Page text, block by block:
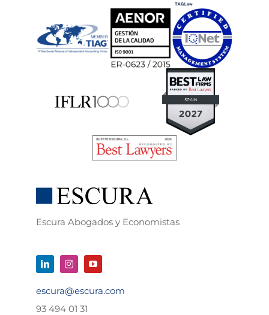
Escura Abogados y Economistas
escura@escura.com
93 494 01 31